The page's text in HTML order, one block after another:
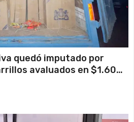
quedó imputado por
avaluados en $1.600